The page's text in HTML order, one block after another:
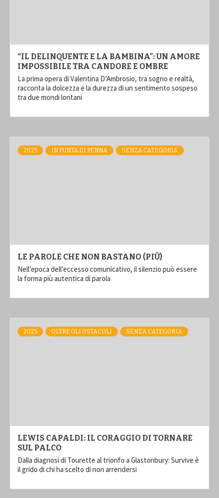
“IL DELINQUENTE E LA BAMBINA”: UN AMORE
IMPOSSIBILE TRA CANDORE E OMBRE
La prima opera di Valentina D’Ambrosio, tra sogno e realtà,
racconta la dolcezza e la durezza di un sentimento sospeso
tra due mondi lontani
2025 IN PUNTA DI PENNA SENZA CATEGORIA
LE PAROLE CHE NON BASTANO (PIÙ)
Nell’epoca dell’eccesso comunicativo, il silenzio può essere
la forma più autentica di parola
2025 OLTRE GLI OSTACOLI SENZA CATEGORIA
LEWIS CAPALDI: IL CORAGGIO DI TORNARE
SUL PALCO
Dalla diagnosi di Tourette al trionfo a Glastonbury: Survive è
il grido di chi ha scelto di non arrendersi